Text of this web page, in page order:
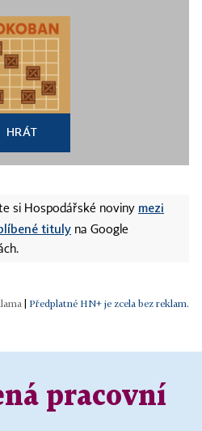
HRÁT
si Hospodářské noviny mezi
tituly na Google
Předplatné HN+ je zcela bez reklam.
pracovní